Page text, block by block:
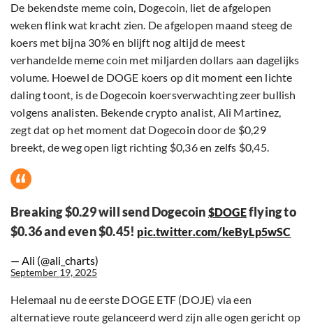
De bekendste meme coin, Dogecoin, liet de afgelopen
weken flink wat kracht zien. De afgelopen maand steeg de
koers met bijna 30% en blijft nog altijd de meest
verhandelde meme coin met miljarden dollars aan dagelijks
volume. Hoewel de DOGE koers op dit moment een lichte
daling toont, is de Dogecoin koersverwachting zeer bullish
volgens analisten. Bekende crypto analist, Ali Martinez,
zegt dat op het moment dat Dogecoin door de $0,29
breekt, de weg open ligt richting $0,36 en zelfs $0,45.
Breaking $0.29 will send Dogecoin $DOGEflying to
$0.36 and even $0.45! pic.twitter.com/keByLp5wSC
— Ali (@ali_charts)
September 19, 2025
Helemaal nu de eerste DOGE ETF (DOJE) via een
alternatieve route gelanceerd werd zijn alle ogen gericht op